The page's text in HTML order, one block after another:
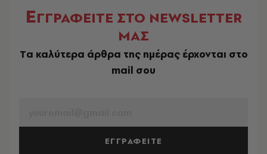
ΕΓΓΡΑΦΕΙΤΕ ΣΤΟ NEWSLETTER
ΜΑΣ
Tα καλύτερα άρθρα της ημέρας έρχονται στο
mail σου
ΕΓΓΡΑΦΕΙΤΕ